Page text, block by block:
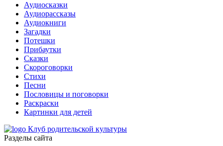
Аудиосказки
Аудиорассказы
Аудиокниги
Загадки
Потешки
Прибаутки
Сказки
Скороговорки
Стихи
Песни
Пословицы и поговорки
Раскраски
Картинки для детей
Клуб родительской культуры
Разделы сайта